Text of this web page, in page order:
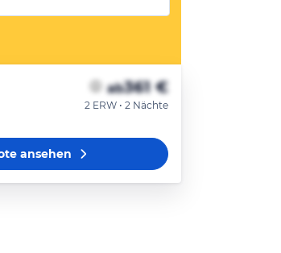
ab361 €
2 ERW • 2 Nächte
ansehen